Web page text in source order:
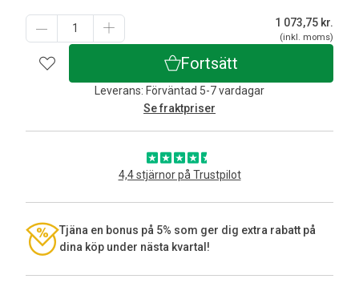
1 073,75 kr.
(inkl. moms)
Fortsätt
Leverans: Förväntad 5-7 vardagar
Se fraktpriser
4,4 stjärnor på Trustpilot
Tjäna en bonus på 5% som ger dig extra rabatt på
dina köp under nästa kvartal!